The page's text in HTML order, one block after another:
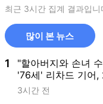
최근 3시간 집계 결과입니
많이 본 뉴스
1
"할아버지와 손녀
'76세' 리차드 기어,
세 여배우와 파격 로
3시간 전